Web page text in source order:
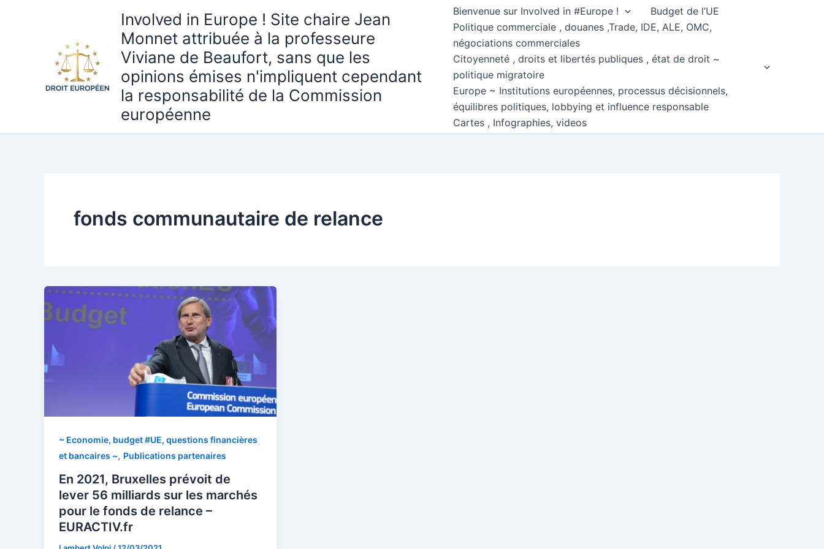
Involved in Europe ! Site chaire Jean
Monnet attribuée à la professeure
Viviane de Beaufort, sans que les
opinions émises n'impliquent cependant
la responsabilité de la Commission
européenne
Bienvenue sur Involved in #Europe !
Budget de l’UE
Politique commerciale , douanes ,Trade, IDE, ALE, OMC,
négociations commerciales
Citoyenneté , droits et libertés publiques , état de droit ~
politique migratoire
Europe ~ Institutions européennes, processus décisionnels,
équilibres politiques, lobbying et influence responsable
Cartes , Infographies, videos
fonds communautaire de relance
~ Economie, budget #UE, questions financières
et bancaires ~, Publications partenaires
En 2021, Bruxelles prévoit de
lever 56 milliards sur les marchés
pour le fonds de relance –
EURACTIV.fr